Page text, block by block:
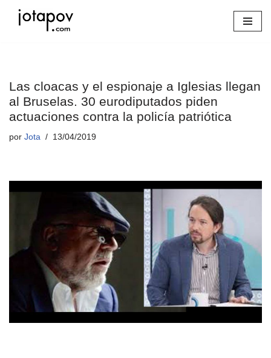
Las cloacas y el espionaje a Iglesias llegan
al Bruselas. 30 eurodiputados piden
actuaciones contra la policía patriótica
por Jota 13/04/2019